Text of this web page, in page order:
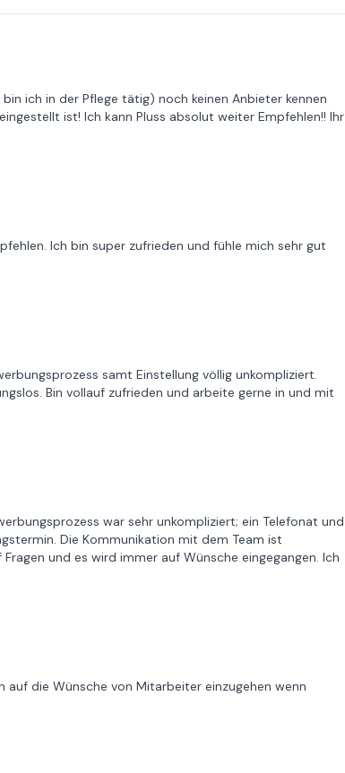
ich in der Pflege tätig) noch keinen Anbieter kennen
ist! Ich kann Pluss absolut weiter Empfehlen!! Ihr
Ich bin super zufrieden und fühle mich sehr gut
samt Einstellung völlig unkompliziert.
Bin vollauf zufrieden und arbeite gerne in und mit
war sehr unkompliziert; ein Telefonat und
Die Kommunikation mit dem Team ist
und es wird immer auf Wünsche eingegangen. Ich
die Wünsche von Mitarbeiter einzugehen wenn